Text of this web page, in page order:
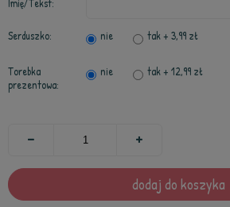
Imię/Tekst:
Serduszko: nie tak+ 3,99 zł
Torebka
prezentowa:
nie tak+ 12,99 zł
dodaj do koszyka